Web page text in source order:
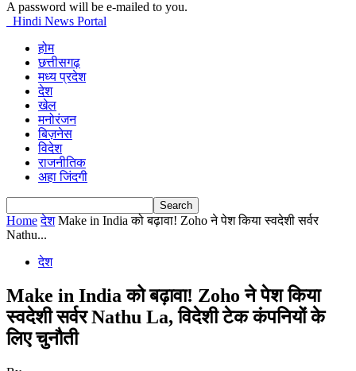
A password will be e-mailed to you.
Hindi News Portal
होम
छत्तीसगढ़
मध्य प्रदेश
देश
खेल
मनोरंजन
बिज़नेस
विदेश
राजनीतिक
अहा जिंदगी
Home देश Make in India को बढ़ावा! Zoho ने पेश किया स्वदेशी सर्वर
Nathu...
देश
Make in India को बढ़ावा! Zoho ने पेश किया
स्वदेशी सर्वर Nathu La, विदेशी टेक कंपनियों के
लिए चुनौती